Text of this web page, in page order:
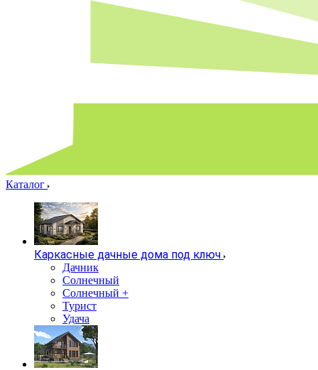
Каталог
Каркасные дачные дома под ключ
Дачник
Солнечный
Солнечный +
Турист
Удача